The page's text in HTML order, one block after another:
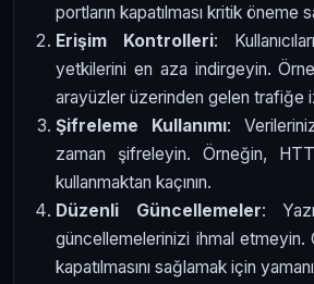
portların kapatılması kritik öneme
Erişim Kontrolleri:
yetkilerini en aza indirgeyin.
arayüzler üzerinden gelen trafiğe
Şifreleme Kullanımı:
zaman şifreleyin. Örneğin,
kullanmaktan kaçının.
Düzenli Güncellemeler:
güncellemelerinizi ihmal etmeyin.
kapatılmasını sağlamak için